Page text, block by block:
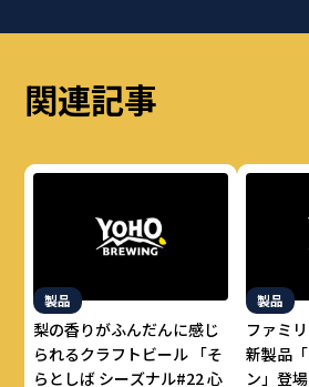
関連記事
製品
梨の香りがふんだんに感じ
られるクラフトビール 「そ
らとしば シーズナル#22 心
製品
ファミ
新製品
ン」登場